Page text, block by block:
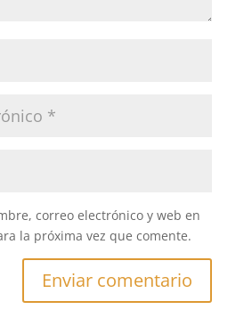
correo electrónico y web en
la próxima vez que comente.